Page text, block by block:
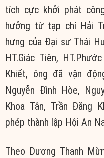
tích cực khởi phát
hưởng từ tạp chí Hải
hưng của Đại sư Thái
HT.Giác Tiên,
Khiết, ông đã vận
Nguyễn Đình Hòe,
Khoa Tân, Trần Đăng
phép thành lập Hội An
Theo Dương Thanh